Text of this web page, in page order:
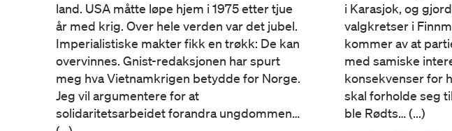
land. USA måtte løpe hjem i 1975 etter tjue
år med krig. Over hele verden var det jubel.
Imperialistiske makter fikk en trøkk: De kan
overvinnes. Gnist-redaksjonen har spurt
meg hva Vietnamkrigen betydde for Norge.
Jeg vil argumentere for at
solidaritetsarbeidet forandra ungdommen…
i Karasjok, og
valgkretser i
kommer av at
med samiske
konsekvenser for
skal forholde seg
ble Rødts… (...)